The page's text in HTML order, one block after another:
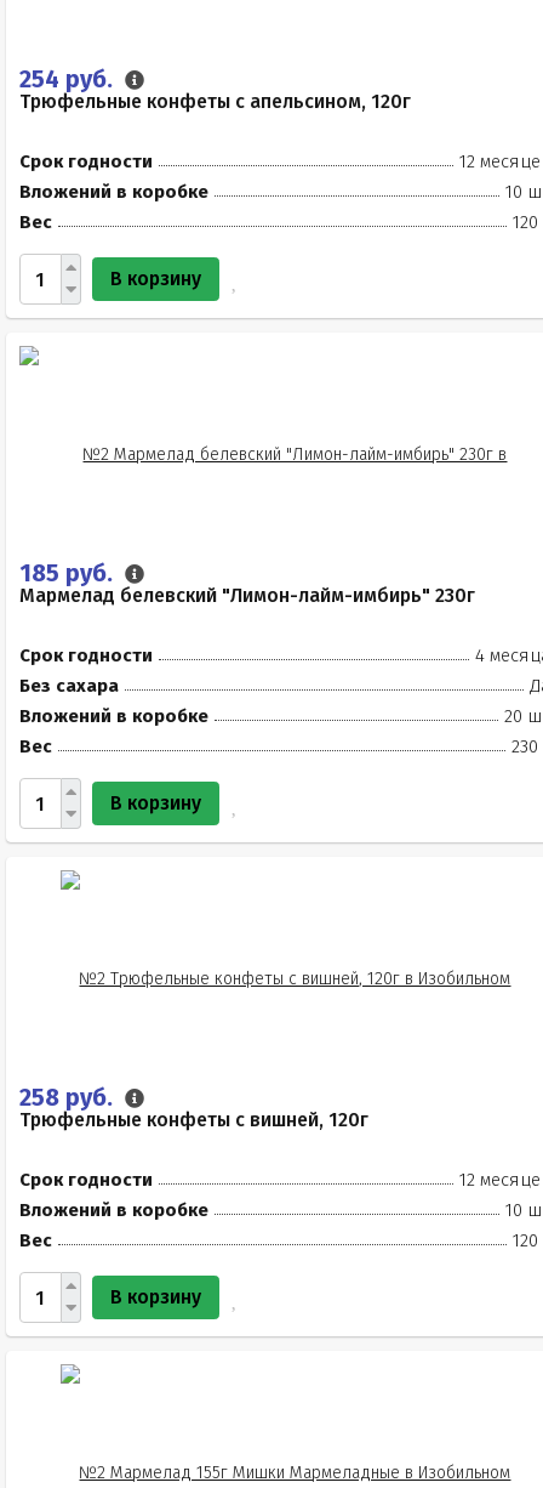
254 руб.
Трюфельные конфеты с апельсином, 120г
Срок годности
12
Вложений в коробке
10
Вес
120
В корзину
185 руб.
Мармелад белевский "Лимон-лайм-имбирь" 230г
Срок годности
4
Без сахара
Вложений в коробке
20
Вес
230
В корзину
258 руб.
Трюфельные конфеты с вишней, 120г
Срок годности
12
Вложений в коробке
10
Вес
120
В корзину